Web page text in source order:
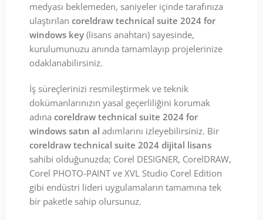
medyası beklemeden, saniyeler içinde tarafınıza
ulaştırılan coreldraw technical suite 2024 for
windows key (lisans anahtarı) sayesinde,
kurulumunuzu anında tamamlayıp projelerinize
odaklanabilirsiniz.
İş süreçlerinizi resmileştirmek ve teknik
dokümanlarınızın yasal geçerliliğini korumak
adına coreldraw technical suite 2024 for
windows satın al adımlarını izleyebilirsiniz. Bir
coreldraw technical suite 2024 dijital lisans
sahibi olduğunuzda; Corel DESIGNER, CorelDRAW,
Corel PHOTO-PAINT ve XVL Studio Corel Edition
gibi endüstri lideri uygulamaların tamamına tek
bir paketle sahip olursunuz.